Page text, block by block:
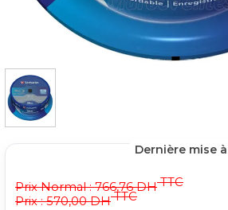
Prix Normal :766,76 DHTTC
Prix : 570,00 DHTTC
Dernière mise